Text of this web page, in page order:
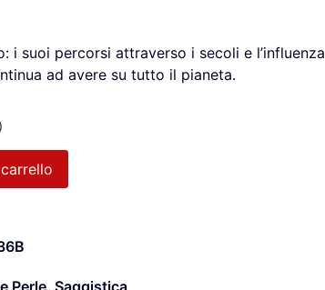
i suoi percorsi attraverso i secoli e l’influenza
ad avere su tutto il pianeta.
Perle, Saggistica